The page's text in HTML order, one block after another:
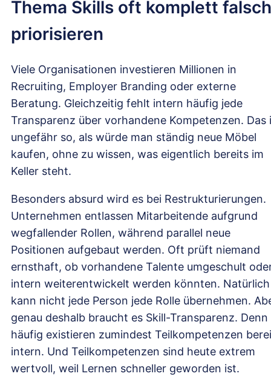
Thema Skills oft komplett falsch
priorisieren
Viele Organisationen investieren Millionen in
Recruiting, Employer Branding oder externe
Beratung. Gleichzeitig fehlt intern häufig jede
Transparenz über vorhandene Kompetenzen. Das
ungefähr so, als würde man ständig neue Möbel
kaufen, ohne zu wissen, was eigentlich bereits im
Keller steht.
Besonders absurd wird es bei Restrukturierungen.
Unternehmen entlassen Mitarbeitende aufgrund
wegfallender Rollen, während parallel neue
Positionen aufgebaut werden. Oft prüft niemand
ernsthaft, ob vorhandene Talente umgeschult
intern weiterentwickelt werden könnten. Natürlich
kann nicht jede Person jede Rolle übernehmen.
genau deshalb braucht es Skill-Transparenz. Denn
häufig existieren zumindest Teilkompetenzen
intern. Und Teilkompetenzen sind heute extrem
wertvoll, weil Lernen schneller geworden ist.